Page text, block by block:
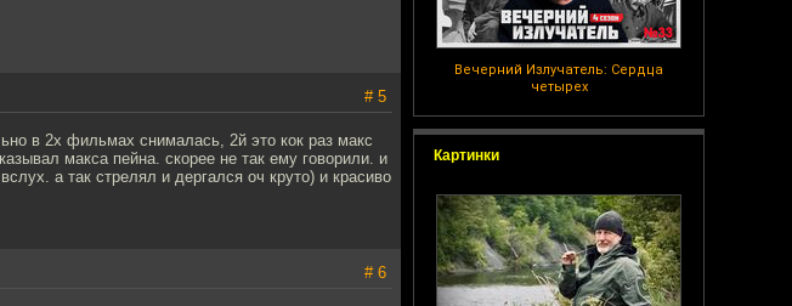
Вечерний Излучатель: Сердца
четырех
Картинки
# 5
в 2х фильмах снималась, 2й это кок раз макс
макса пейна. скорее не так ему говорили. и
а так стрелял и дергался оч круто) и красиво
# 6